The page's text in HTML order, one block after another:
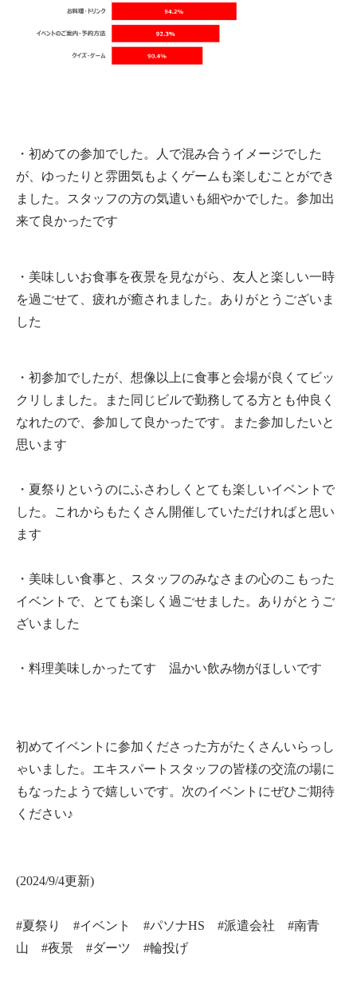
・初めての参加でした。人で混み合うイメージでした
が、ゆったりと雰囲気もよくゲームも楽しむことができ
ました。スタッフの方の気遣いも細やかでした。参加出
来て良かったです
・美味しいお食事を夜景を見ながら、友人と楽しい一時
を過ごせて、疲れが癒されました。ありがとうございま
した
・初参加でしたが、想像以上に食事と会場が良くてビッ
クリしました。また同じビルで勤務してる方とも仲良く
なれたので、参加して良かったです。また参加したいと
思います
・ 夏祭りというのにふさわしくとても楽しいイベントで
した。これからもたくさん開催していただければと思い
ます
・ 美味しい食事と、スタッフのみなさまの心のこもった
イベントで、とても楽しく過ごせました。ありがとうご
ざいました
・料理美味しかったてす 温かい飲み物がほしいです
初めてイベントに参加くださった方がたくさんいらっし
ゃいました。エキスパートスタッフの皆様の交流の場に
もなったようで嬉しいです。次のイベントにぜひご期待
ください♪
(2024/9/4更新)
#夏祭り #イベント #パソナHS #派遣会社 #南青
山 #夜景 #ダーツ #輪投げ